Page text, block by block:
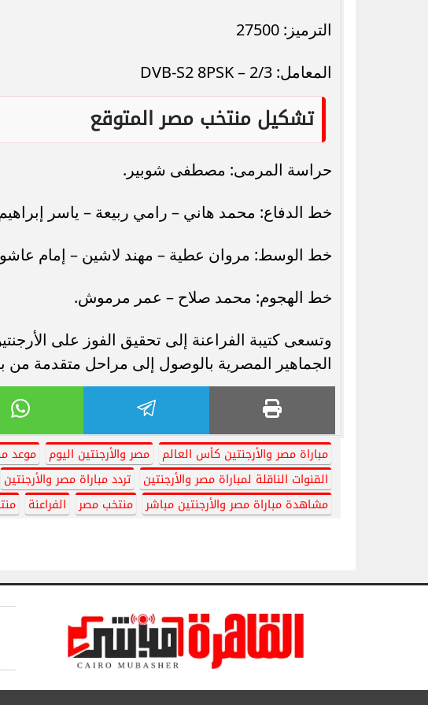
الترميز: 27500
المعامل: 2/3 – DVB-S2 8PSK
تشكيل منتخب مصر المتوقع
حراسة المرمى: مصطفى شوبير.
خط الدفاع: محمد هاني – رامي ربيعة – ياسر
خط الوسط: مروان عطية – مهند لاشين – إمام
خط الهجوم: محمد صلاح – عمر مرموش.
وتسعى كتيبة الفراعنة إلى تحقيق الفوز على
الجماهير المصرية بالوصول إلى مراحل متقدمة من
مباراة مصر والأرجنتين كأس العالم مصر والأرجنتين اليوم
موعد
القنوات الناقلة لمباراة مصر والأرجنتين
تردد مباراة مصر والأرجنتين
مشاهدة مباراة مصر والأرجنتين مباشر
منتخب مصر الفراعنة